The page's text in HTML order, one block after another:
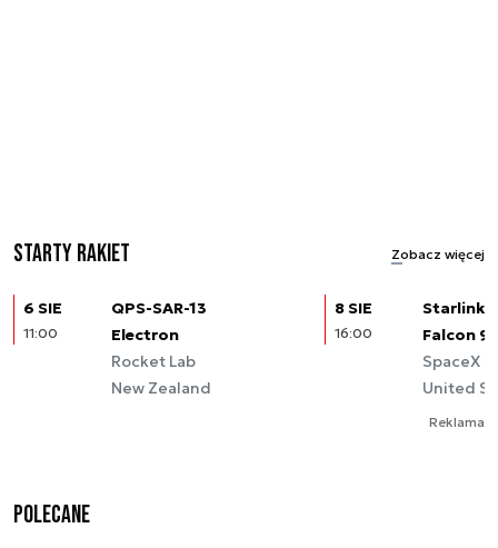
Starty rakiet Zobacz więcej
6 SIE
11:00
QPS-SAR-13
Electron
Rocket Lab
New Zealand
8 SIE
16:00
Starlink
Falcon 9
SpaceX
United
Reklama
Polecane